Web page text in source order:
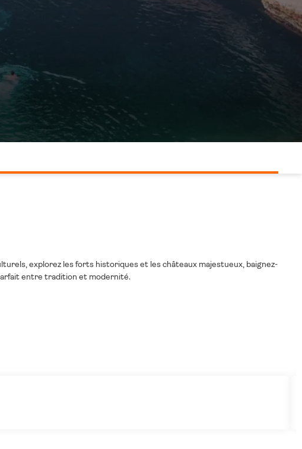
explorez les forts historiques et les châteaux majestueux, baignez-
entre tradition et modernité.